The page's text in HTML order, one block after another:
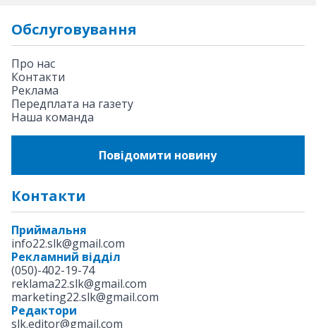
Обслуговування
Про нас
Контакти
Реклама
Передплата на газету
Наша команда
Повідомити новину
Контакти
Приймальня
info22.slk@gmail.com
Рекламний відділ
(050)-402-19-74
reklama22.slk@gmail.com
marketing22.slk@gmail.com
Редактори
slk.editor@gmail.com